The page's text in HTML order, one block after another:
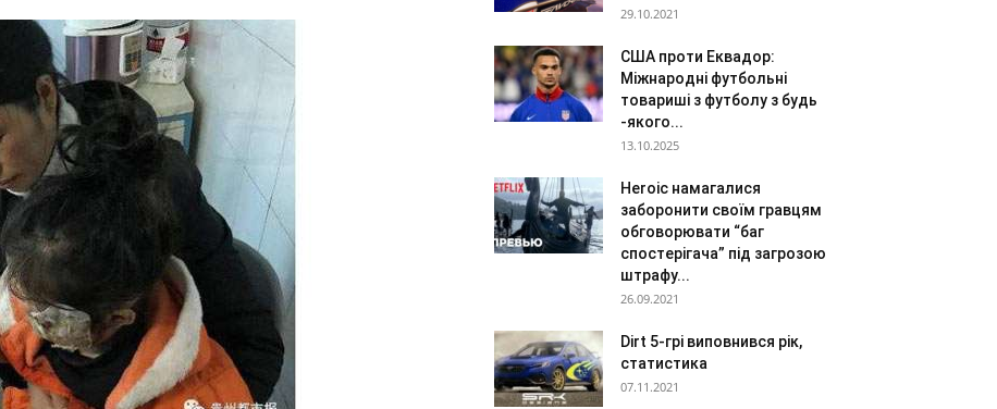
29.10.2021
США проти Еквадор:
Міжнародні футбольні
товариші з футболу з будь
-якого...
13.10.2025
Heroic намагалися
заборонити своїм гравцям
обговорювати “баг
спостерігача” під загрозою
штрафу...
26.09.2021
Dirt 5-грі виповнився рік,
статистика
07.11.2021